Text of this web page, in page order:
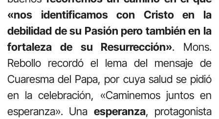
«nos identificamos con Cristo en la
debilidad de su Pasión pero también en la
fortaleza de su Resurrección». Mons.
Rebollo recordó el lema del mensaje de
Cuaresma del Papa, por cuya salud se pidió
en la celebración, «Caminemos juntos en
esperanza». Una esperanza, protagonista